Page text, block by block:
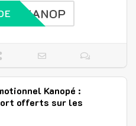
KANOP
Kanopé :
offerts sur les